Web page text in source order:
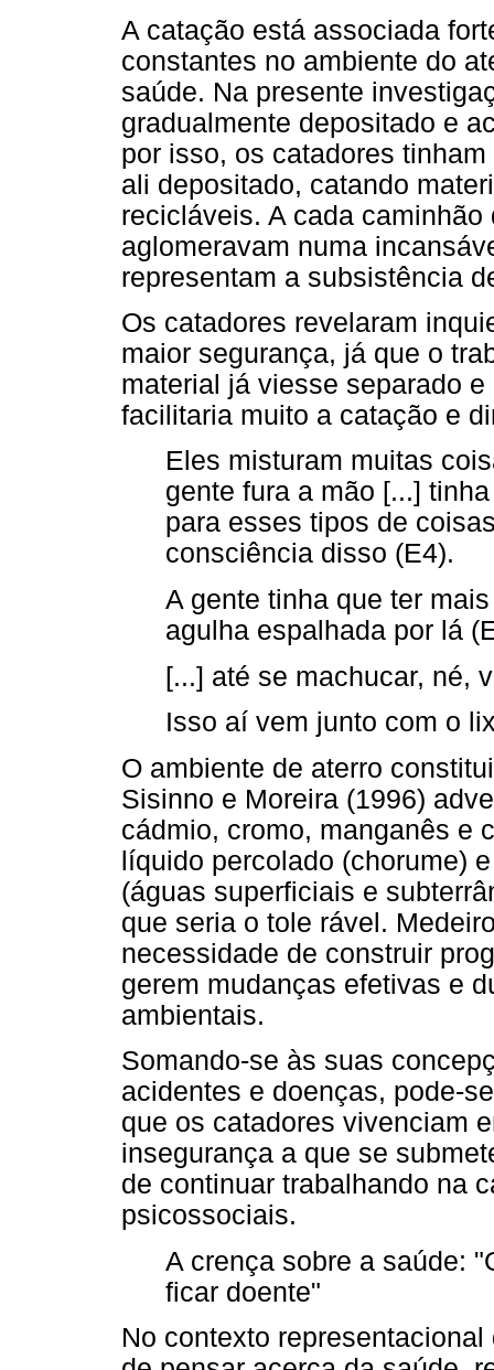
A catação está associada
constantes no ambiente do
saúde. Na presente
gradualmente depositado e
por isso, os catadores
ali depositado, catando
recicláveis. A cada
aglomeravam numa
representam a subsistência
Os catadores revelaram
maior segurança, já que o
material já viesse separado
facilitaria muito a catação e
Eles misturam muitas
gente fura a mão [...]
para esses tipos de
consciência disso (E4).
A gente tinha que ter
agulha espalhada por lá
[...] até se machucar, né,
Isso aí vem junto com o
O ambiente de aterro
Sisinno e Moreira (1996)
cádmio, cromo, manganês e
líquido percolado (chorume)
(águas superficiais e
que seria o tole rável.
necessidade de construir
gerem mudanças efetivas e
ambientais.
Somando-se às suas
acidentes e doenças, pode-
que os catadores vivenciam
insegurança a que se
de continuar trabalhando na
psicossociais.
A crença sobre a saúde:
ficar doente"
No contexto